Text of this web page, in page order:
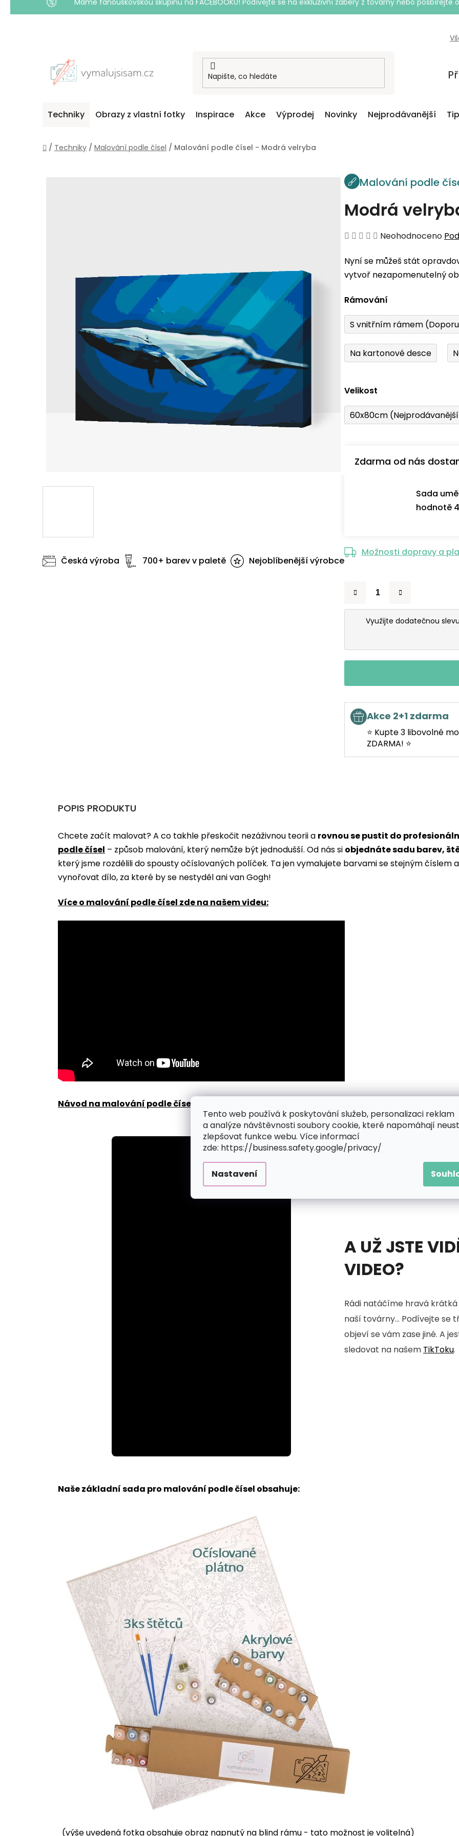
Tento web používá k poskytování služeb, personalizaci reklam
a analýze návštěvnosti soubory cookie, které napomáhají
zlepšovat funkce webu. Více informací
zde: https://business.safety.google/privacy/
Nastavení
Máme fanouškovskou skupinu na FACEBOOKU! Podívejte se na exkluzivní záběry z továrny nebo
Techniky Obrazy z vlastní fotky Inspirace Akce Výprodej Novinky Nejprodávanější
Domů
/ Techniky / Malování podle čísel / Malování podle čísel - Modrá velryba
Malování podle
Modrá
Průměrné
produktu
je
z
5
hvězdiček.
Neohodnoceno
Nyní se můžeš stát
vytvoř nezapomenutelný
Rámování
S vnitřním rámem
Na kartonové desce
Velikost
60x80cm
Zdarma od nás
Sada
hodnotě
Možnosti dopravy a
Využijte dodatečnou
Akce 2+1 zdarma
⭐ Kupte 3 libovolné
ZDARMA! ⭐
Česká výroba 700+ barev v paletě Nejoblíbenější výrobce
POPIS PRODUKTU
Chcete začít malovat? A co takhle přeskočit nezáživnou teorii a rovnou se pustit do
podle čísel ­­– způsob malování, který nemůže být jednodušší. Od nás si objednáte sadu barev,
který jsme rozdělili do spousty očíslovaných políček. Ta jen vymalujete barvami se stejným číslem
vynořovat dílo, za které by se nestyděl ani van Gogh!
Více o malování podle čísel zde na našem videu:
Návod na malování podle čísel zde
100.00%
A UŽ JSTE
VIDEO?
Rádi natáčíme hravá krátká
naší továrny... Podívejte se
objeví se vám zase jiné. A
sledovat na našem TikToku.
Naše základní sada pro malování podle čísel obsahuje:
(výše uvedená fotka obsahuje obraz napnutý na blind rámu - tato možnost je volitelná)